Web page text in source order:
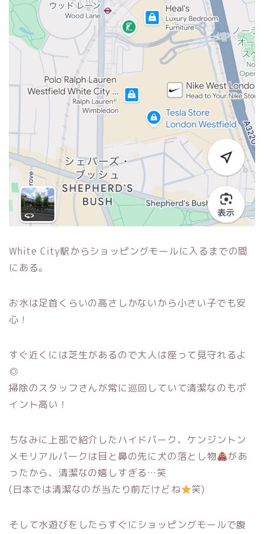
White City駅からショッピングモールに入るまでの間
にある。
お水は足首くらいの高さしかないから小さい子でも安
心！
すぐ近くには芝生があるので大人は座って見守れるよ
◎
掃除のスタッフさんが常に巡回していて清潔なのもポ
イント高い！
ちなみに上部で紹介したハイドパーク、ケンジントン
メモリアルパークは目と鼻の先に犬の落とし物
があ
ったから、清潔なの嬉しすぎる…笑
(日本では清潔なのが当たり前だけどね
笑)
そして水遊びをしたらすぐにショッピングモールで腹